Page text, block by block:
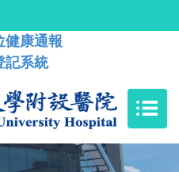
健康通報
記系統